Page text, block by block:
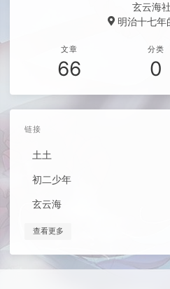
玄云海
明治十七年
文章
66
分类
0
链接
土土
初二少年
玄云海
查看更多